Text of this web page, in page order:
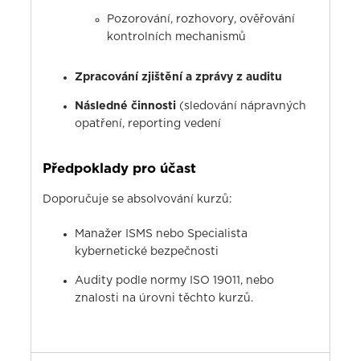
Pozorování, rozhovory, ověřování
kontrolních mechanismů
Zpracování zjištění a zprávy z auditu
Následné činnosti(sledování nápravných
opatření, reporting vedení
Předpoklady pro účast
Doporučuje se absolvování kurzů:
Manažer ISMS nebo Specialista
kybernetické bezpečnosti
Audity podle normy ISO 19011, nebo
znalosti na úrovni těchto kurzů.